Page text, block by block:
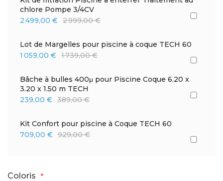
chlore Pompe 3/4CV
2 499,00 € 2 999,00 €
Lot de Margelles pour piscine à coque TECH 60
1 059,00 € 1 739,00 €
Bâche à bulles 400μ pour Piscine Coque 6.20 x
3.20 x 1.50 m TECH
239,00 € 389,00 €
Kit Confort pour piscine à Coque TECH 60
709,00 € 929,00 €
Coloris